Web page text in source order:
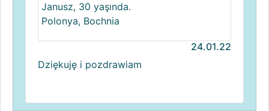
Janusz, 30 yaşında.
Polonya, Bochnia
24.01.22
Dziękuję i pozdrawiam